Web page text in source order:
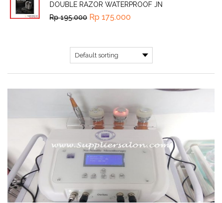
DOUBLE RAZOR WATERPROOF JN
Rp195.000 Rp 175.000